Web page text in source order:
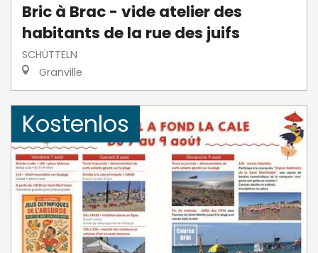
Bric à Brac - vide atelier des
habitants de la rue des juifs
SCHÜTTELN
Granville
Kostenlos